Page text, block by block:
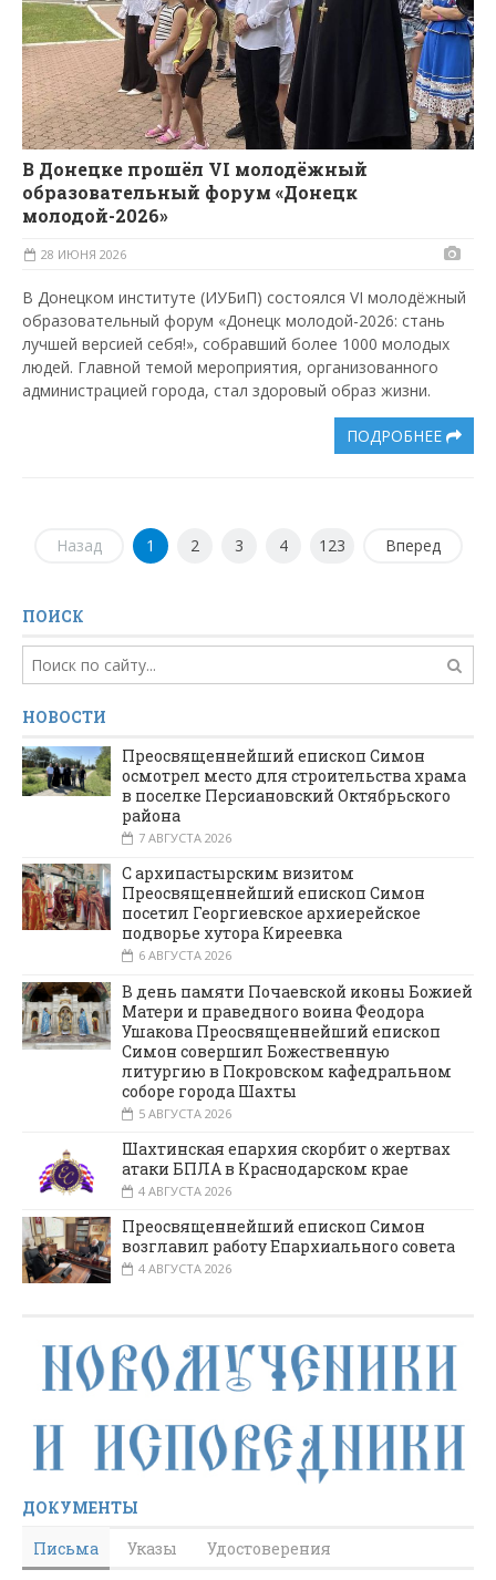
В Донецке прошёл VI молодёжный
образовательный форум «Донецк
молодой-2026»
28 ИЮНЯ 2026
В Донецком институте (ИУБиП) состоялся VI молодёжный
образовательный форум «Донецк молодой-2026: стань
лучшей версией себя!», собравший более 1000 молодых
людей. Главной темой мероприятия, организованного
администрацией города, стал здоровый образ жизни.
ПОДРОБНЕЕ
Назад 1 2 3 4 123 Вперед
ПОИСК
НОВОСТИ
Преосвященнейший епископ Симон
осмотрел место для строительства храма
в поселке Персиановский Октябрьского
района
7 АВГУСТА 2026
С архипастырским визитом
Преосвященнейший епископ Симон
посетил Георгиевское архиерейское
подворье хутора Киреевка
6 АВГУСТА 2026
В день памяти Почаевской иконы Божией
Матери и праведного воина Феодора
Ушакова Преосвященнейший епископ
Симон совершил Божественную
литургию в Покровском кафедральном
соборе города Шахты
5 АВГУСТА 2026
Шахтинская епархия скорбит о жертвах
атаки БПЛА в Краснодарском крае
4 АВГУСТА 2026
Преосвященнейший епископ Симон
возглавил работу Епархиального совета
4 АВГУСТА 2026
ДОКУМЕНТЫ
Письма
Указы Удостоверения